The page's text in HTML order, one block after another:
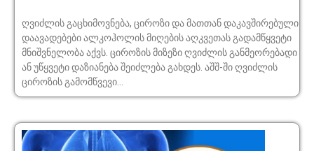
ღვიძლის გაცხიმოვნება, ციროზი და მათთან დაკავშირებული
დაავადებები ალკოჰოლის მიღების აღკვეთას გადამწყვეტი
მნი­შ­ვნელობა აქვს. ციროზის მიზეზი ღვიძლის განმეორებადი
ან უწყვეტი დაზიანება შეიძლება გახდეს. აშშ-ში ღვიძლის
ციროზის გამომწვევი...